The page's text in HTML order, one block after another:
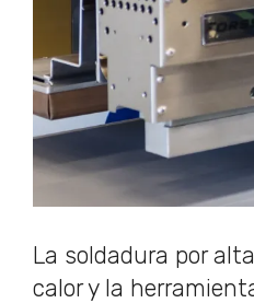
La soldadura por
calor y la